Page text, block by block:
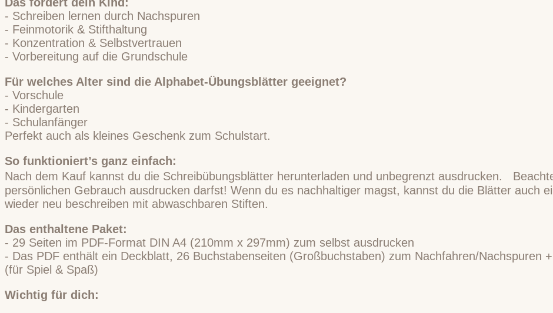
- Schreiben lernen durch Nachspuren
- Feinmotorik & Stifthaltung
- Konzentration & Selbstvertrauen
- Vorbereitung auf die Grundschule
Für welches Alter sind die Alphabet-Übungsblätter geeignet?
- Vorschule
- Kindergarten
- Schulanfänger
Perfekt auch als kleines Geschenk zum Schulstart.
So funktioniert’s ganz einfach:
Nach dem Kauf kannst du die Schreibübungsblätter herunterladen und unbegrenzt ausdrucken.
persönlichen Gebrauch ausdrucken darfst! Wenn du es nachhaltiger magst, kannst du die Blätter auch
wieder neu beschreiben mit abwaschbaren Stiften.
Das enthaltene Paket:
- 29 Seiten im PDF-Format DIN A4 (210mm x 297mm) zum selbst ausdrucken
- Das PDF enthält ein Deckblatt, 26 Buchstabenseiten (Großbuchstaben) zum Nachfahren/Nachspuren
(für Spiel & Spaß)
Wichtig für dich: